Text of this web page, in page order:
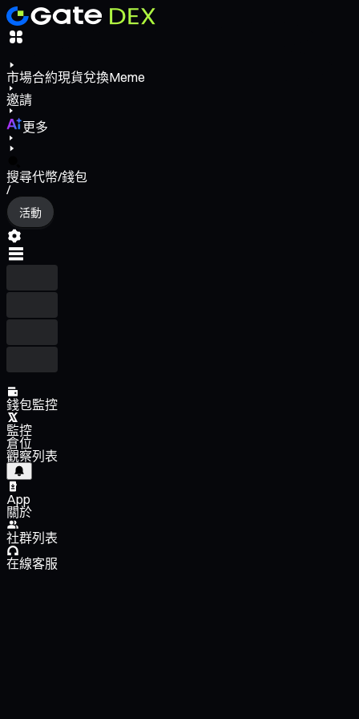
市場合約現貨兌換Meme
邀請
更多
搜尋代幣/錢包
/
活動
錢包監控
監控
倉位
觀察列表
App
關於
社群列表
在線客服